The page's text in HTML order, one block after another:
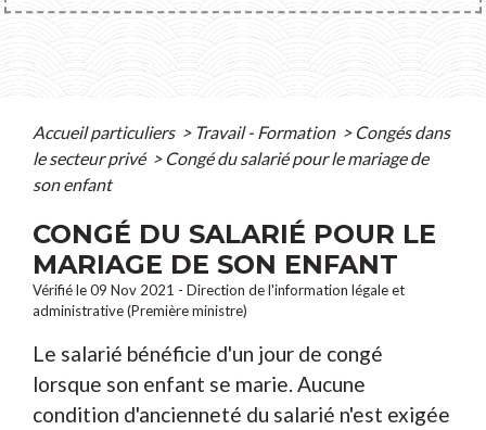
Accueil particuliers > Travail - Formation > Congés dans
le secteur privé > Congé du salarié pour le mariage de
son enfant
CONGÉ DU SALARIÉ POUR LE
MARIAGE DE SON ENFANT
Vérifié le 09 Nov 2021 - Direction de l'information légale et
administrative (Première ministre)
Le salarié bénéficie d'un jour de congé
lorsque son enfant se marie. Aucune
condition d'ancienneté du salarié n'est exigée